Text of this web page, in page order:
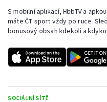
Plážový volejbal
Rychlobruslení
Rychlostní kanoistika
S mobilní aplikací, HbbTV a
máte ČT sport vždy po ruce.
bonusový obsah kdekoli a
SOCIÁLNÍ SÍTĚ